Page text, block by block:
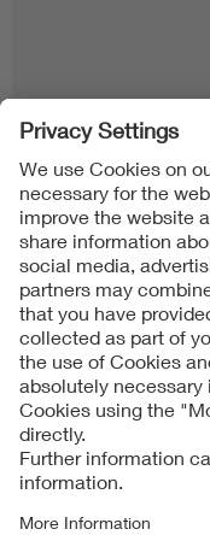
Follow us on
Imprint + Liability